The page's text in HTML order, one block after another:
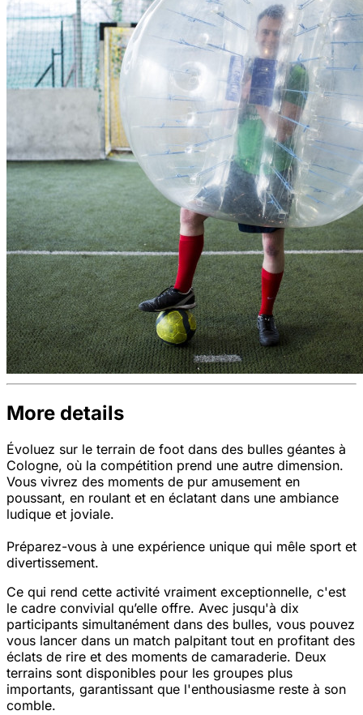
More details
Évoluez sur le terrain de foot dans des bulles géantes à
Cologne, où la compétition prend une autre dimension.
Vous vivrez des moments de pur amusement en
poussant, en roulant et en éclatant dans une ambiance
ludique et joviale.
Préparez-vous à une expérience unique qui mêle sport et
divertissement.
Ce qui rend cette activité vraiment exceptionnelle, c'est
le cadre convivial qu’elle offre. Avec jusqu'à dix
participants simultanément dans des bulles, vous pouvez
vous lancer dans un match palpitant tout en profitant des
éclats de rire et des moments de camaraderie. Deux
terrains sont disponibles pour les groupes plus
importants, garantissant que l'enthousiasme reste à son
comble.